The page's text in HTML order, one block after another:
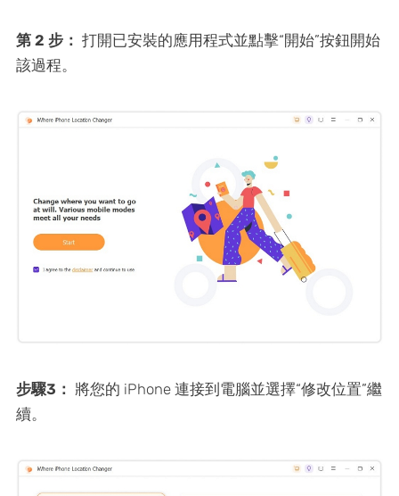
第 2 步： 打開已安裝的應用程式並點擊“開始”按鈕開始
該過程。
步驟3： 將您的 iPhone 連接到電腦並選擇“修改位置”繼
續。